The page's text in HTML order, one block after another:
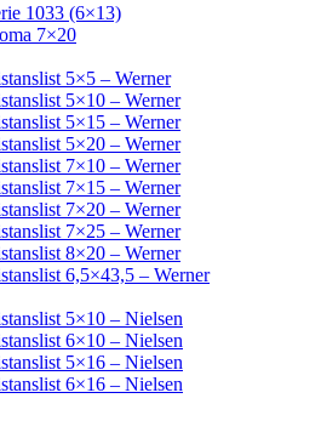
1033 (6×13)
7×20
5×5 – Werner
5×10 – Werner
5×15 – Werner
5×20 – Werner
7×10 – Werner
7×15 – Werner
7×20 – Werner
7×25 – Werner
8×20 – Werner
6,5×43,5 – Werner
5×10 – Nielsen
6×10 – Nielsen
5×16 – Nielsen
6×16 – Nielsen